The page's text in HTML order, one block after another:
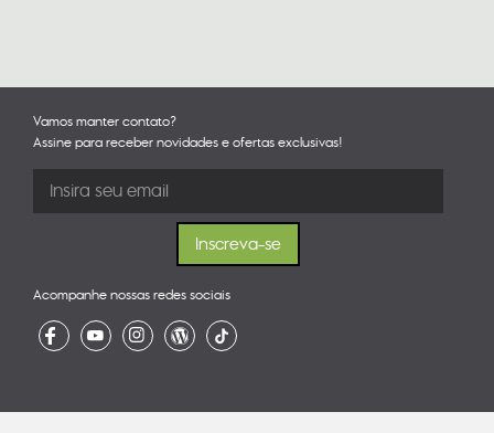
Vamos manter contato?
Assine para receber novidades e ofertas exclusivas!
Acompanhe nossas redes sociais